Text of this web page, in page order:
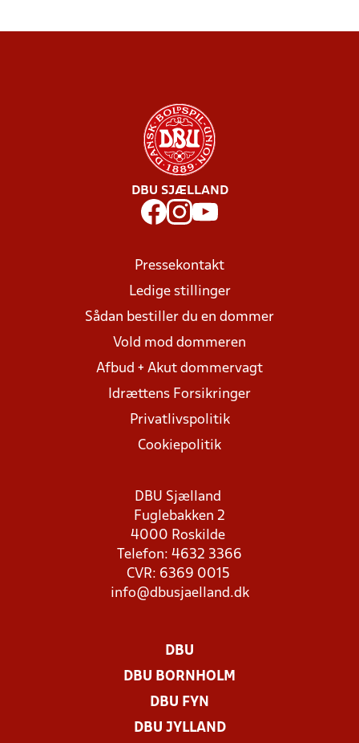
DBU SJÆLLAND
Pressekontakt
Ledige stillinger
Sådan bestiller du en dommer
Vold mod dommeren
Afbud + Akut dommervagt
Idrættens Forsikringer
Privatlivspolitik
Cookiepolitik
DBU Sjælland
Fuglebakken 2
4000 Roskilde
Telefon: 4632 3366
CVR: 6369 0015
info@dbusjaelland.dk
DBU
DBU BORNHOLM
DBU FYN
DBU JYLLAND